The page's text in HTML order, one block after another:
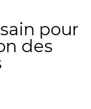
pour
des